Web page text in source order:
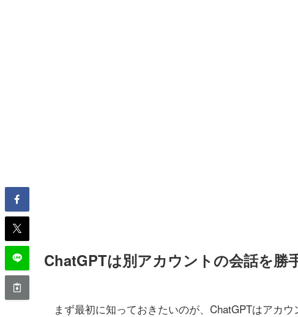
ChatGPTは別アカウントの会話を勝
まず最初に知っておきたいのが、ChatGPTはアカ